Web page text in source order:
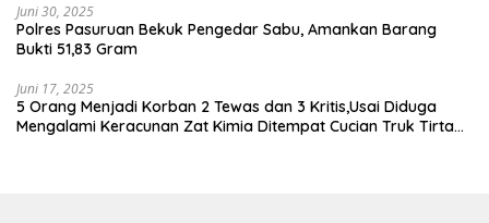
Juni 30, 2025
Polres Pasuruan Bekuk Pengedar Sabu, Amankan Barang
Bukti 51,83 Gram
Juni 17, 2025
5 Orang Menjadi Korban 2 Tewas dan 3 Kritis,Usai Diduga
Mengalami Keracunan Zat Kimia Ditempat Cucian Truk Tirta